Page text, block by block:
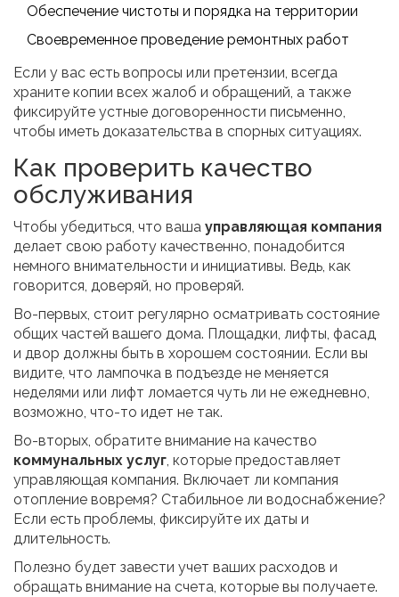
Обеспечение чистоты и порядка на территории
Своевременное проведение ремонтных работ
Если у вас есть вопросы или претензии, всегда
храните копии всех жалоб и обращений, а также
фиксируйте устные договоренности письменно,
чтобы иметь доказательства в спорных ситуациях.
Как проверить качество
обслуживания
Чтобы убедиться, что ваша управляющая компания
делает свою работу качественно, понадобится
немного внимательности и инициативы. Ведь, как
говорится, доверяй, но проверяй.
Во-первых, стоит регулярно осматривать состояние
общих частей вашего дома. Площадки, лифты, фасад
и двор должны быть в хорошем состоянии. Если вы
видите, что лампочка в подъезде не меняется
неделями или лифт ломается чуть ли не ежедневно,
возможно, что-то идет не так.
Во-вторых, обратите внимание на качество
коммунальных услуг, которые предоставляет
управляющая компания. Включает ли компания
отопление вовремя? Стабильное ли водоснабжение?
Если есть проблемы, фиксируйте их даты и
длительность.
Полезно будет завести учет ваших расходов и
обращать внимание на счета, которые вы получаете.